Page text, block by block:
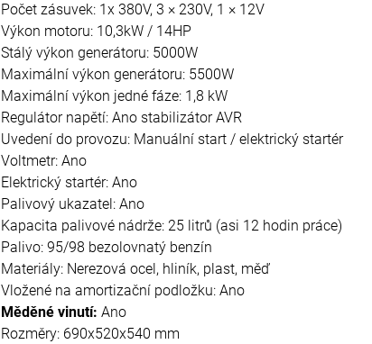
Počet zásuvek: 1x 380V, 3 × 230V, 1 × 12V
Výkon motoru: 10,3kW / 14HP
Stálý výkon generátoru: 5000W
Maximální výkon generátoru: 5500W
Maximální výkon jedné fáze: 1,8 kW
Regulátor napětí: Ano stabilizátor AVR
Uvedení do provozu: Manuální start / elektrický startér
Voltmetr: Ano
Elektrický startér: Ano
Palivový ukazatel: Ano
Kapacita palivové nádrže: 25 litrů (asi 12 hodin práce)
Palivo: 95/98 bezolovnatý benzín
Materiály: Nerezová ocel, hliník, plast, měď
Vložené na amortizační podložku: Ano
Měděné vinutí: Ano
Rozměry: 690x520x540 mm